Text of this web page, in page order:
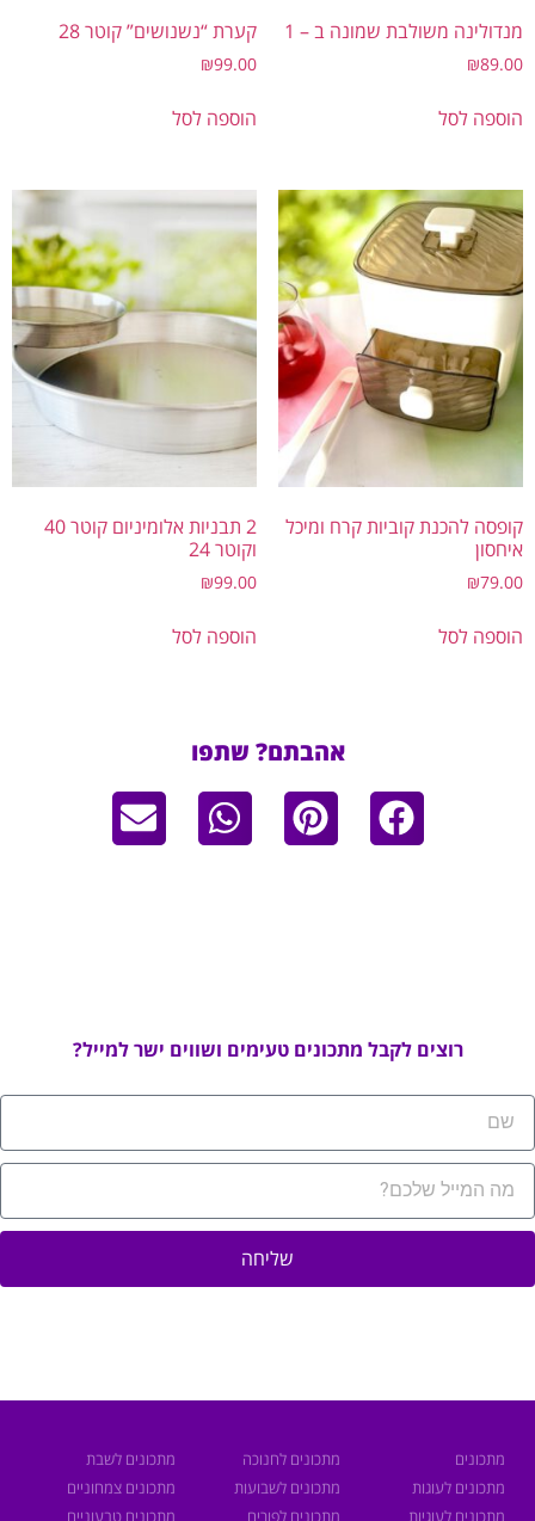
משולבת שמונה ב – 1
₪
לסל
קערת “נשנושים” קוטר 28
₪99.00
הוספה לסל
להכנת קוביות קרח ומיכל
₪
לסל
2 תבניות אלומיניום קוטר 40
וקוטר 24
₪99.00
הוספה לסל
אהבתם? שתפו
רוצים לקבל מתכונים טעימים ושווים ישר למייל?
שליחה
לעוגות
לעוגיות
מתכונים לחנוכה
מתכונים לשבועות
מתכונים לפורים
מתכונים לשבת
מתכונים צמחוניים
מתכונים טבעוניים